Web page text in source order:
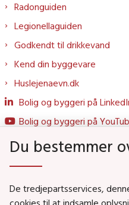
Radonguiden
Legionellaguiden
Godkendt til drikkevand
Kend din byggevare
Huslejenaevn.dk
Bolig og byggeri på
Bolig og byggeri på
Social- og Boligministeriet
Du bestemmer
De tredjepartsservices,
cookies til at indsamle